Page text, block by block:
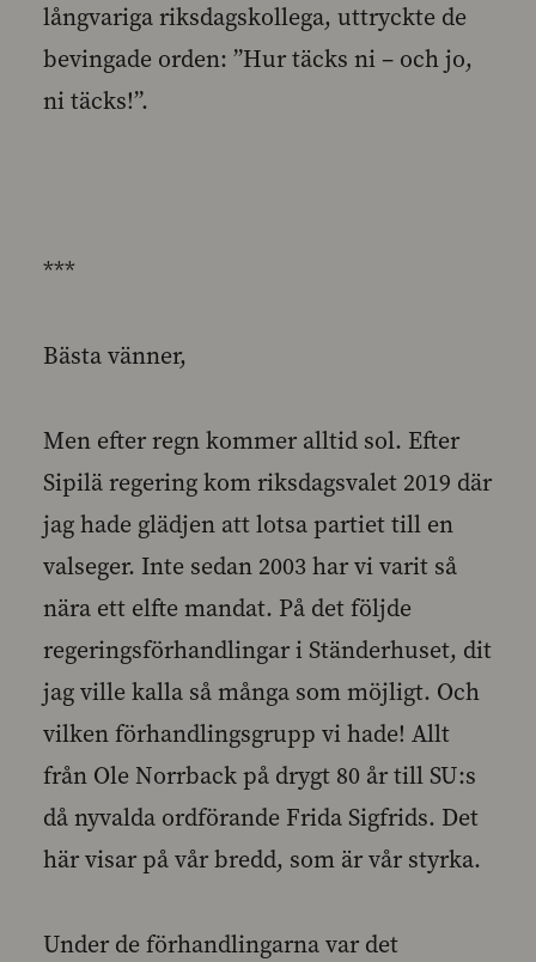
långvariga riksdagskollega, uttryckte de
bevingade orden: ”Hur täcks ni – och jo,
ni täcks!”.
***
Bästa vänner,
Men efter regn kommer alltid sol. Efter
Sipilä regering kom riksdagsvalet 2019 där
jag hade glädjen att lotsa partiet till en
valseger. Inte sedan 2003 har vi varit så
nära ett elfte mandat. På det följde
regeringsförhandlingar i Ständerhuset, dit
jag ville kalla så många som möjligt. Och
vilken förhandlingsgrupp vi hade! Allt
från Ole Norrback på drygt 80 år till SU:s
då nyvalda ordförande Frida Sigfrids. Det
här visar på vår bredd, som är vår styrka.
Under de förhandlingarna var det